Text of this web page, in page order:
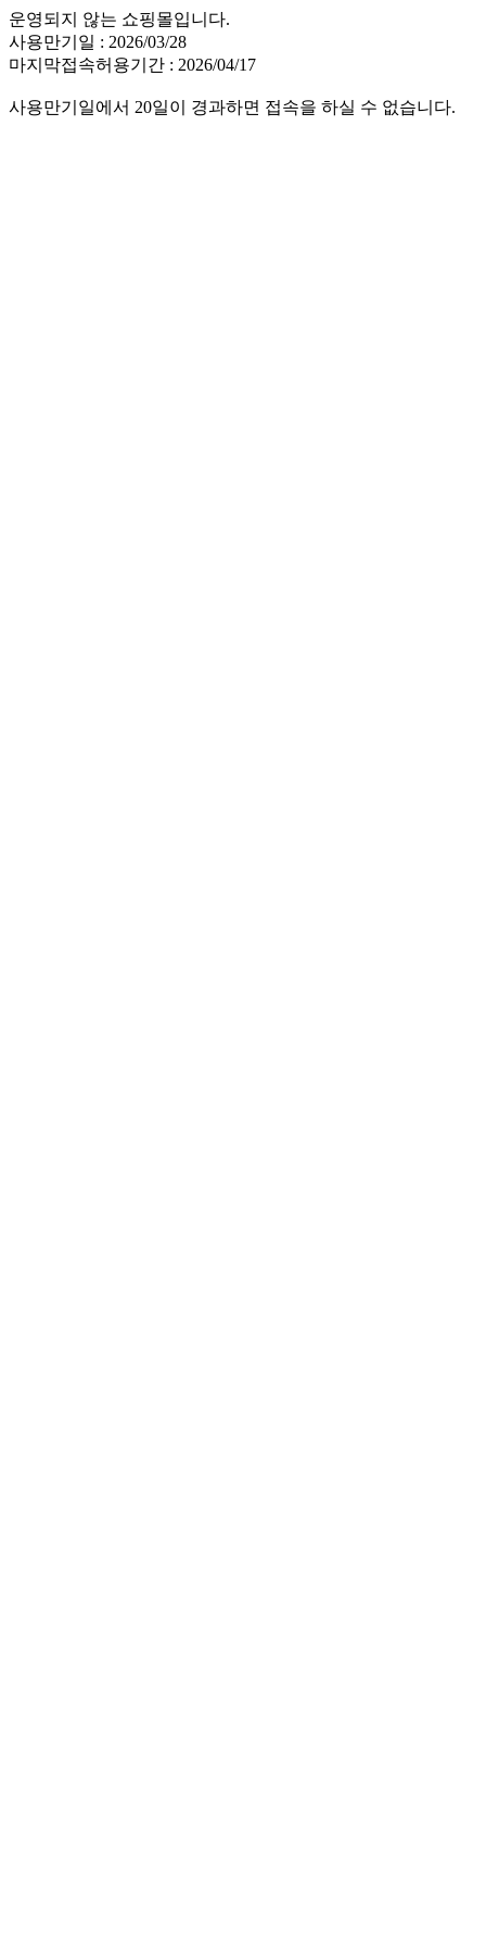
운영되지 않는 쇼핑몰입니다.
사용만기일 : 2026/03/28
마지막접속허용기간 : 2026/04/17
사용만기일에서 20일이 경과하면 접속을 하실 수 없습니다.